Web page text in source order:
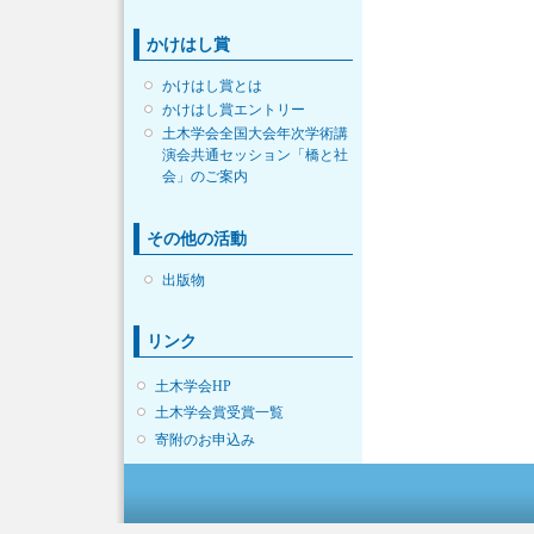
かけはし賞
かけはし賞とは
かけはし賞エントリー
土木学会全国大会年次学術講
演会共通セッション「橋と社
会」のご案内
その他の活動
出版物
リンク
土木学会HP
土木学会賞受賞一覧
寄附のお申込み